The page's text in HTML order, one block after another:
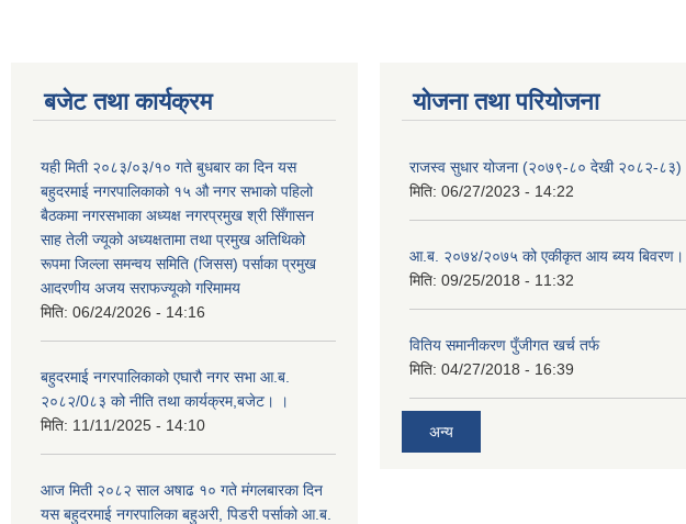
बजेट तथा कार्यक्रम
यही मिती २०८३/०३/१० गते बुधबार का दिन यस
बहुदरमाई नगरपालिकाको १५ औ नगर सभाको पहिलो
बैठकमा नगरसभाका अध्यक्ष नगरप्रमुख श्री सिँगासन
साह तेली ज्यूको अध्यक्षतामा तथा प्रमुख अतिथिको
रूपमा जिल्ला समन्वय समिति (जिसस) पर्साका प्रमुख
आदरणीय अजय सराफज्यूको गरिमामय
मिति: 06/24/2026 - 14:16
बहुदरमाई नगरपालिकाको एघारौ नगर सभा आ.ब.
२०८२/0८३ को नीति तथा कार्यक्रम,बजेट। ।
मिति: 11/11/2025 - 14:10
आज मिती २०८२ साल अषाढ १० गते मंगलबारका दिन
यस बहुदरमाई नगरपालिका बहुअरी, पिडरी पर्साको आ.ब.
योजना तथा परियोजना
राजस्व सुधार योजना (२०७९-८० देखी २०८२-८३)
मिति: 06/27/2023 - 14:22
आ.ब. २०७४/२०७५ को एकीकृत आय ब्यय बिवरण।
मिति: 09/25/2018 - 11:32
वितिय समानीकरण पुँजीगत खर्च तर्फ
मिति: 04/27/2018 - 16:39
अन्य